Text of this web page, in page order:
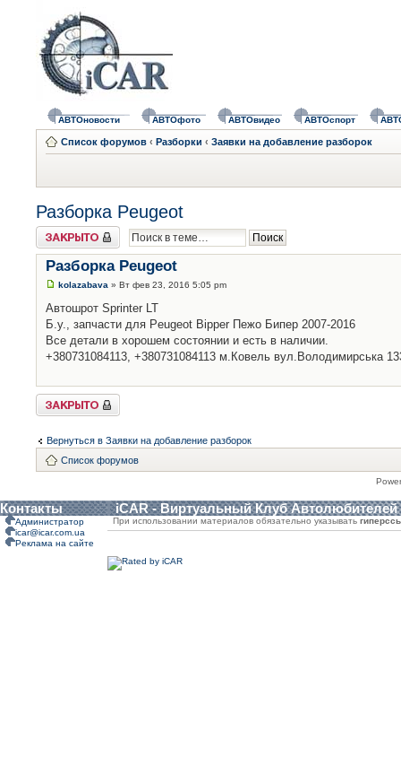
АВТОновости АВТОфото АВТОвидео АВТОспорт
Список форумов ‹ Разборки ‹ Заявки на добавление разборок
Разборка Peugeot
Закрыто
Разборка Peugeot
kolazabava » Вт фев 23, 2016 5:05 pm
Автошрот Sprinter LT
Б.у., запчасти для Peugeot Bipper Пежо Бипер 2007-2016
Все детали в хорошем состоянии и есть в наличии.
+380731084113, +380731084113 м.Ковель вул.Володимирська
Закрыто
Вернуться в Заявки на добавление разборок
Список форумов
Контакты iCAR - Виртуальный Клуб Автолюбителей
Администратор
icar@icar.com.ua
Реклама на сайте
При использовании материалов обязательно указывать